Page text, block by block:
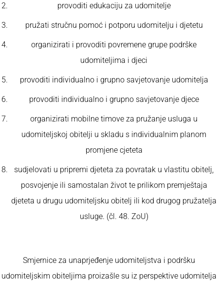
provoditi edukaciju za udomitelje
pružati stručnu pomoć i potporu udomitelju i djetetu
organizirati i provoditi povremene grupe podrške
udomiteljima i djeci
provoditi individualno i grupno savjetovanje udomitelja
provoditi individualno i grupno savjetovanje djece
organizirati mobilne timove za pružanje usluga u
udomiteljskoj obitelji u skladu s individualnim planom
promjene cjeteta
sudjelovati u pripremi djeteta za povratak u vlastitu obitelj,
posvojenje ili samostalan život te prilikom premještaja
djeteta u drugu udomiteljsku obitelj ili kod drugog pružatelja
usluge. (čl. 48. ZoU)
Smjernice za unaprjeđenje udomiteljstva i podršku
udomiteljskim obiteljima proizašle su iz perspektive udomitelja